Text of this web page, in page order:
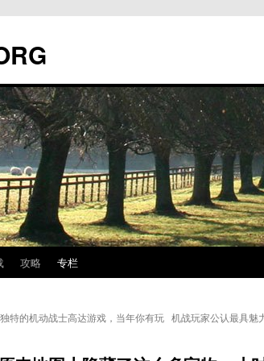
攻略 专栏
特的机动战士高达游戏，当年你有玩 机战玩家公认最具魅